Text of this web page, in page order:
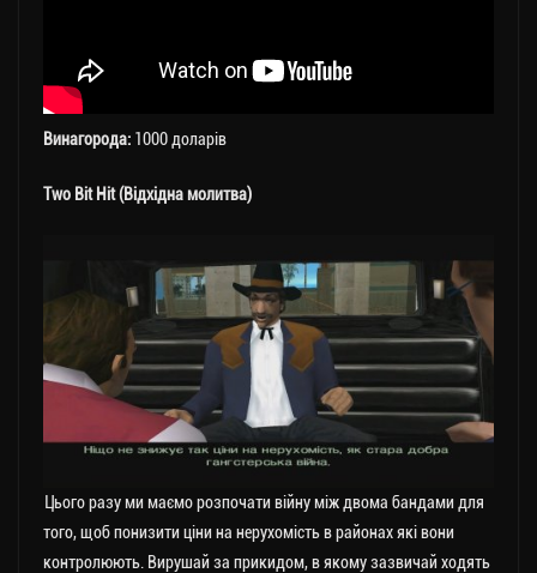
Винагорода: 1000 доларів
Two Bit Hit (Відхідна молитва)
Цього разу ми маємо розпочати війну між двома бандами для
того, щоб понизити ціни на нерухомість в районах які вони
контролюють. Вирушай за прикидом, в якому зазвичай ходять